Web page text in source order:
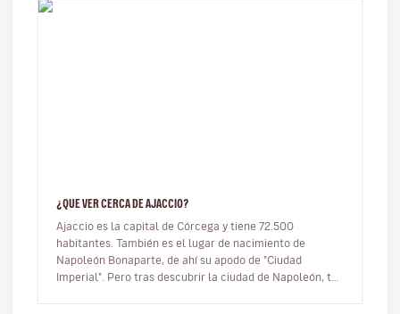
¿QUE VER CERCA DE AJACCIO?
Ajaccio es la capital de Córcega y tiene 72.500
habitantes. También es el lugar de nacimiento de
Napoleón Bonaparte, de ahí su apodo de "Ciudad
Imperial". Pero tras descubrir la ciudad de Napoleón, te